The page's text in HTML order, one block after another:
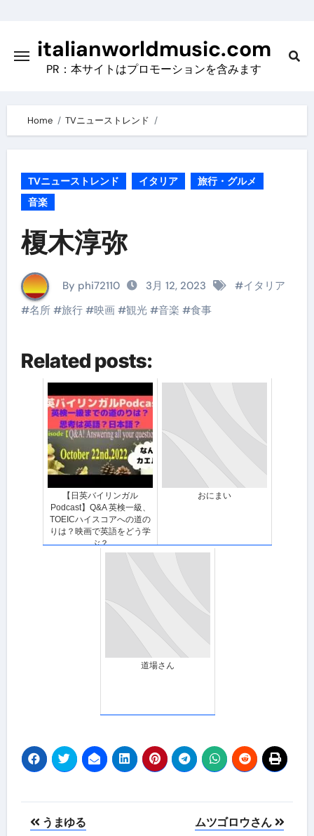
contentitalianworldmusic.com
PR：本サイトはプロモーションを含みます
Home TVニューストレンド
TVニューストレンド イタリア
旅行・グルメ
音楽
榎木淳弥
By phi72110 3月 12, 2023 #イタリア
#名所#旅行#映画#観光#音楽 #食事
Related posts:
【日英バイリンガル
Podcast】Q&A 英検一級、
TOEICハイスコアへの道の
りは？映画で英語をどう学
ぶ？
おにまい
道場さん
投うまゆる ムツゴロウさん